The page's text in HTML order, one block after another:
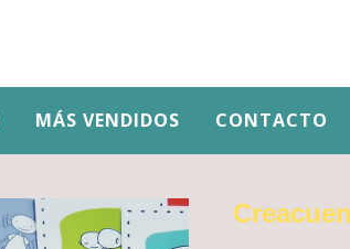
MÁS VENDIDOS CONTACTO